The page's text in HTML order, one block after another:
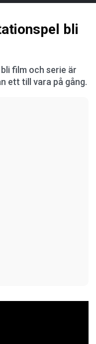
bli
film och serie är
ett till vara på gång.